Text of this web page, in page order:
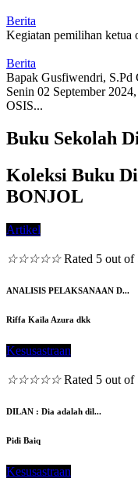
Berita
Kegiatan pemilihan ketua
Berita
Bapak Gusfiwendri, S.Pd
Senin 02 September
OSIS...
Buku Sekolah
Koleksi Buku
BONJOL
Artikel
☆☆☆☆☆ Rated 5 out of
ANALISIS PELAKSANAAN D...
Riffa Kaila Azura dkk
Kesusastraan
☆☆☆☆☆ Rated 5 out of
DILAN : Dia adalah dil...
Pidi Baiq
Kesusastraan